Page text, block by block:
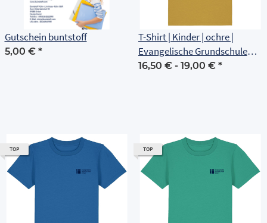
Gutschein buntstoff
5,00 € *
T-Shirt | Kinder | ochre |
Evangelische Grundschule
Erfurt
16,50 € - 19,00 € *
TOP TOP